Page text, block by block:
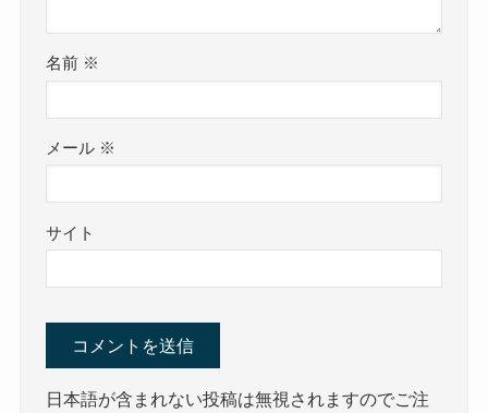
名前 ※
メール ※
サイト
日本語が含まれない投稿は無視されますのでご注